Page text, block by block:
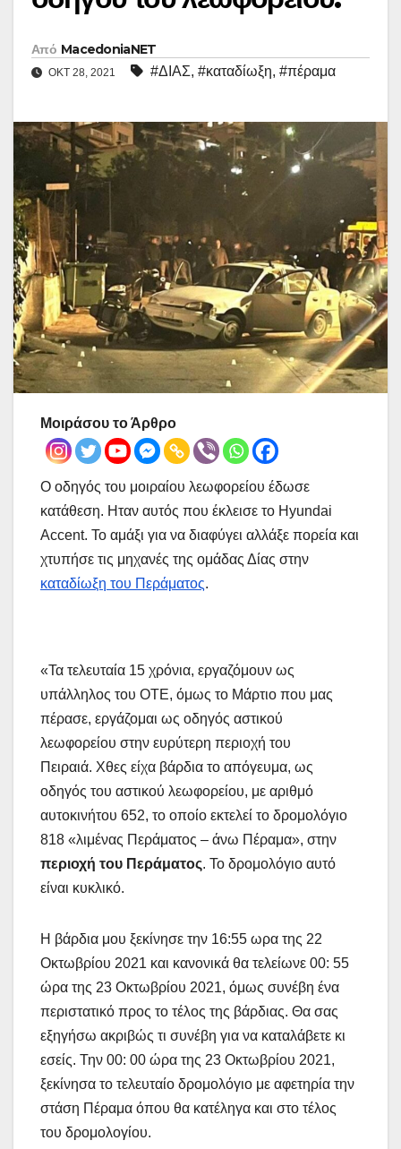
Από MacedoniaNET
ΟΚΤ 28, 2021 #ΔΙΑΣ, #καταδίωξη, #πέραμα
Μοιράσου το Άρθρο
Ο οδηγός του μοιραίου λεωφορείου έδωσε
κατάθεση. Ηταν αυτός που έκλεισε το Hyundai
Accent. Το αμάξι για να διαφύγει αλλάξε πορεία και
χτυπήσε τις μηχανές της ομάδας Δίας στην
καταδίωξη του Περάματος.
«Τα τελευταία 15 χρόνια, εργαζόμουν ως
υπάλληλος του ΟΤΕ, όμως το Μάρτιο που μας
πέρασε, εργάζομαι ως οδηγός αστικού
λεωφορείου στην ευρύτερη περιοχή του
Πειραιά. Χθες είχα βάρδια το απόγευμα, ως
οδηγός του αστικού λεωφορείου, με αριθμό
αυτοκινήτου 652, το οποίο εκτελεί το δρομολόγιο
818 «λιμένας Περάματος – άνω Πέραμα», στην
περιοχή του Περάματος. Το δρομολόγιο αυτό
είναι κυκλικό.
Η βάρδια μου ξεκίνησε την 16:55 ωρα της 22
Οκτωβρίου 2021 και κανονικά θα τελείωνε 00: 55
ώρα της 23 Οκτωβρίου 2021, όμως συνέβη ένα
περιστατικό προς το τέλος της βάρδιας. Θα σας
εξηγήσω ακριβώς τι συνέβη για να καταλάβετε κι
εσείς. Την 00: 00 ώρα της 23 Οκτωβρίου 2021,
ξεκίνησα το τελευταίο δρομολόγιο με αφετηρία την
στάση Πέραμα όπου θα κατέληγα και στο τέλος
του δρομολογίου.